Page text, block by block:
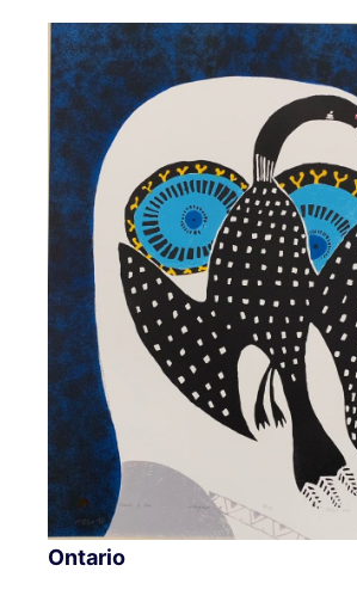
Ontario